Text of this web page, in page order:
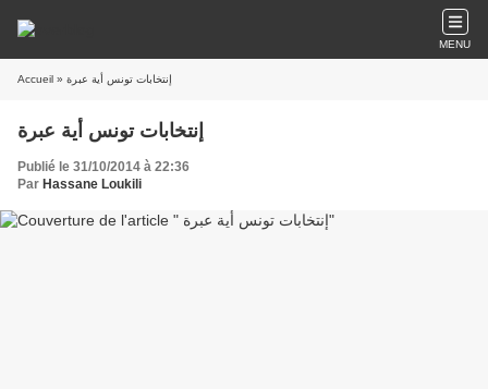
MENU
Accueil » إنتخابات تونس أية عبرة
إنتخابات تونس أية عبرة
Publié le 31/10/2014 à 22:36
Par Hassane Loukili